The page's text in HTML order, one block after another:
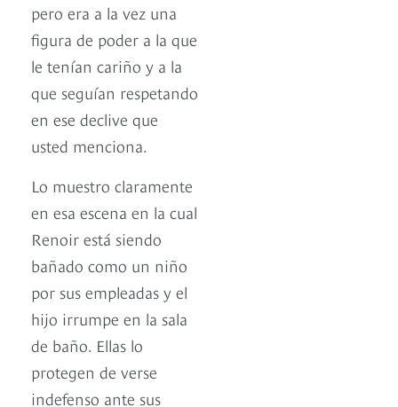
pero era a la vez una
figura de poder a la que
le tenían cariño y a la
que seguían respetando
en ese declive que
usted menciona.
Lo muestro claramente
en esa escena en la cual
Renoir está siendo
bañado como un niño
por sus empleadas y el
hijo irrumpe en la sala
de baño. Ellas lo
protegen de verse
indefenso ante sus